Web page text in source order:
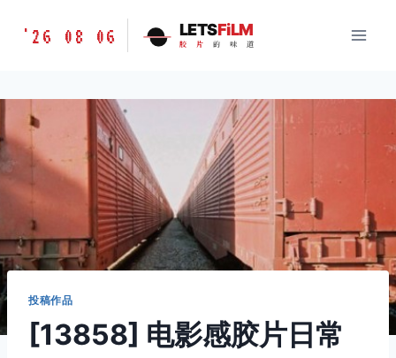
胶
味
道
LETSFILM
'26 08 06 LETSFiLM
胶 片 的 味 道
投稿作品
[13858] 电影感胶片日常